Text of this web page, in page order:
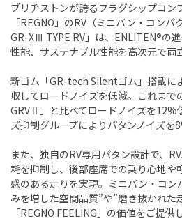
ブリヂストンが誇るフラグシップコン
「REGNO」のRV（ミニバン・コンパ
GR-XⅢ TYPE RV」は、ENLITEN®の
性能、サステナブル性能を高次元で両
新ゴム「GR-tech Silentゴム」搭載に
収してロードノイズを低減。これまで
GRVⅡ」と比べてロードノイズを
ズ抑制グループによりパタンノイズを
また、独自のRV専用パタン設計で、
耗を抑制し、後部座席での乗り心地や
感のある走りを実現。ミニバン・コン
みを増した空間品質”や”磨き抜かれた
「REGNO FEELING」の価値をご提供